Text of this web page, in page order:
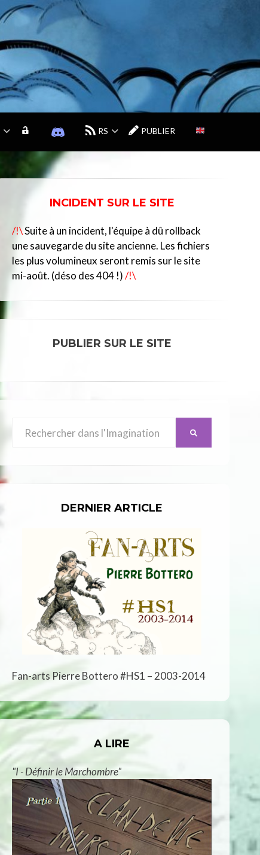
C
O
E
S
O
D
U
C
C
RS PUBLIER
INCIDENT SUR LE SITE
/!\Suite à un incident, l'équipe à dû rollback
une sauvegarde du site ancienne. Les fichiers
les plus volumineux seront remis sur le site
mi-août. (déso des 404 !)/!\
PUBLIER SUR LE SITE
for:
DERNIER ARTICLE
Fan-arts Pierre Bottero #HS1 – 2003-2014
A LIRE
"I - Définir le Marchombre"